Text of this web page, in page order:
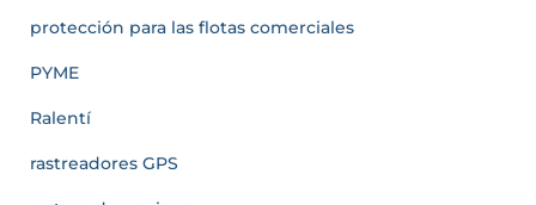
protección para las flotas comerciales
PYME
Ralentí
rastreadores GPS